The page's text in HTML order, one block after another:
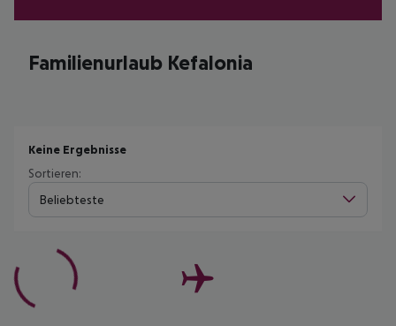
Familienurlaub Kefalonia
Keine Ergebnisse
Sortieren:
Beliebteste